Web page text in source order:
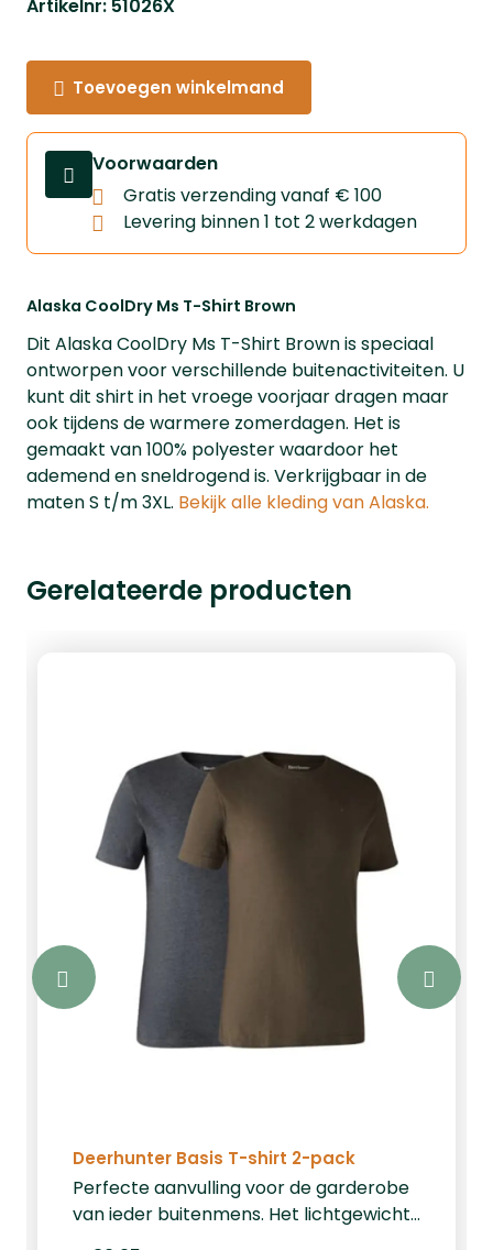
Alaska CoolDry Ms T-Shirt Brown
Dit Alaska CoolDry Ms T-Shirt Brown is speciaal
ontworpen voor verschillende buitenactiviteiten. U
kunt dit shirt in het vroege voorjaar dragen maar
ook tijdens de warmere zomerdagen. Het is
gemaakt van 100% polyester waardoor het
ademend en sneldrogend is. Verkrijgbaar in de
maten S t/m 3XL. Bekijk alle kleding van Alaska.
Artikelnr: 51026X
Toevoegen winkelmand
Voorwaarden
Gratis verzending vanaf € 100
Levering binnen 1 tot 2 werkdagen
Gerelateerde producten
Deerhunter Basis T-shirt 2-pack
Perfecte aanvulling voor de garderobe
van ieder buitenmens. Het lichtgewicht